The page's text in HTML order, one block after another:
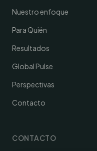
Nuestro enfoque
Para Quién
Resultados
Global Pulse
Perspectivas
Contacto
CONTACTO